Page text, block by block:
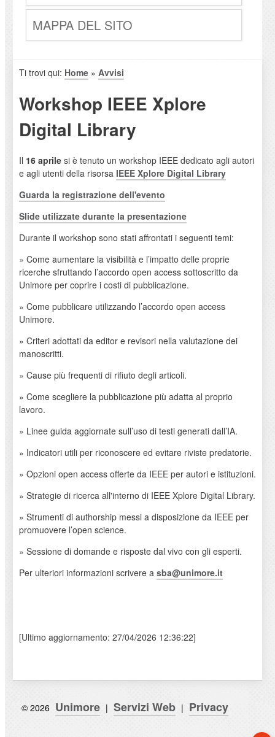
MAPPA DEL SITO
Ti trovi qui: Home» Avvisi
Workshop IEEE Xplore
Digital Library
Il 16 aprilesi è tenuto un workshop IEEE dedicato agli autori
e agli utenti della risorsa IEEE Xplore Digital Library
Guarda la registrazione dell'evento
Slide utilizzate durante la presentazione
Durante il workshop sono stati affrontati i seguenti temi:
» Come aumentare la visibilità e l’impatto delle proprie
ricerche sfruttando l’accordo open access sottoscritto da
Unimore per coprire i costi di pubblicazione.
» Come pubblicare utilizzando l’accordo open access
Unimore.
» Criteri adottati da editor e revisori nella valutazione dei
manoscritti.
» Cause più frequenti di rifiuto degli articoli.
» Come scegliere la pubblicazione più adatta al proprio
lavoro.
» Linee guida aggiornate sull’uso di testi generati dall’IA.
» Indicatori utili per riconoscere ed evitare riviste predatorie.
» Opzioni open access offerte da IEEE per autori e istituzioni.
» Strategie di ricerca all'interno di IEEE Xplore Digital Library.
» Strumenti di authorship messi a disposizione da IEEE per
promuovere l’open science.
» Sessione di domande e risposte dal vivo con gli esperti.
Per ulteriori informazioni scrivere a sba@unimore.it
[Ultimo aggiornamento: 27/04/2026 12:36:22]
© 2026 Unimore | Servizi Web | Privacy